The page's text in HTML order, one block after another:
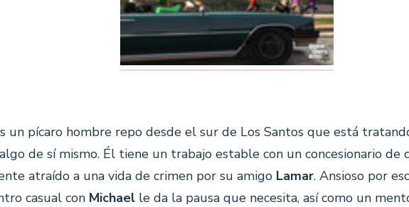
un pícaro hombre repo desde el sur de Los Santos que está
de sí mismo. Él tiene un trabajo estable con un concesionario de
atraído a una vida de crimen por su amigo Lamar. Ansioso por
casual con Michaelle da la pausa que necesita, así como un